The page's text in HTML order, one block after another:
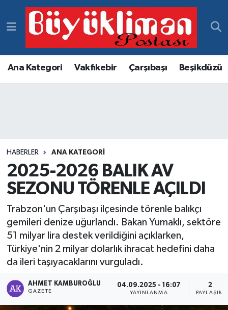
Ana Kategori Vakfıkebir Çarşıbaşı Beşikdüzü
HABERLER ANA KATEGORI
2025-2026 BALIK AV
SEZONU TÖRENLE AÇILDI
Trabzon'un Çarşıbaşı ilçesinde törenle balıkçı
gemileri denize uğurlandı. Bakan Yumaklı, sektöre
51 milyar lira destek verildiğini açıklarken,
Türkiye'nin 2 milyar dolarlık ihracat hedefini daha
da ileri taşıyacaklarını vurguladı.
AHMET KAMBUROĞLU
GAZETE
04.09.2025 - 16:07
YAYINLANMA
2
PAYLAŞIM
Vakfıkebir Hava Durumu
Vakfıkebir Trafik Yoğunluk Haritası
Haber Arşivi